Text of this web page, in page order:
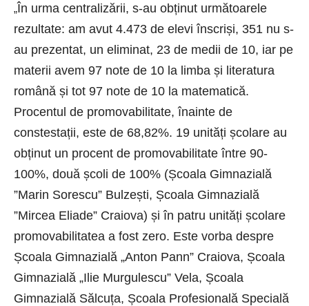
„În urma centralizării, s-au obținut următoarele
rezultate: am avut 4.473 de elevi înscriși, 351 nu s-
au prezentat, un eliminat, 23 de medii de 10, iar pe
materii avem 97 note de 10 la limba și literatura
română și tot 97 note de 10 la matematică.
Procentul de promovabilitate, înainte de
constestații, este de 68,82%. 19 unități școlare au
obținut un procent de promovabilitate între 90-
100%, două școli de 100% (Școala Gimnazială
”Marin Sorescu” Bulzești, Școala Gimnazială
”Mircea Eliade” Craiova) și în patru unități școlare
promovabilitatea a fost zero. Este vorba despre
Școala Gimnazială „Anton Pann” Craiova, Școala
Gimnazială „Ilie Murgulescu” Vela, Școala
Gimnazială Sălcuța, Școala Profesională Specială